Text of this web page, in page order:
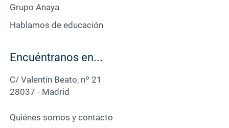
Grupo Anaya
Hablamos de educación
Encuéntranos en...
C/ Valentín Beato, nº 21
28037 - Madrid
Quiénes somos y contacto